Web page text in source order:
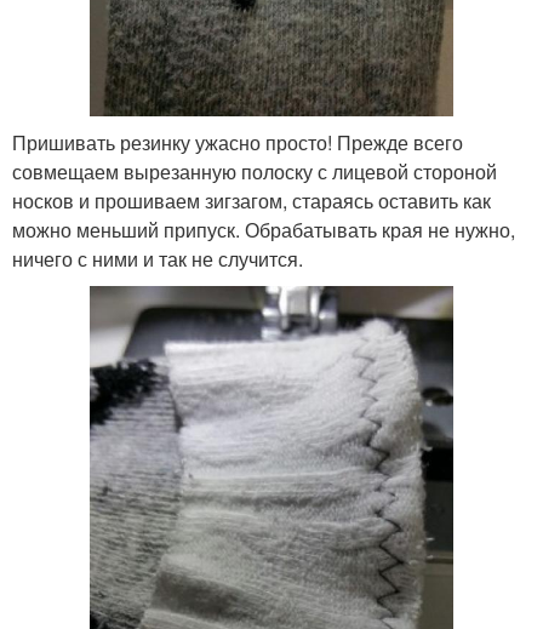
Пришивать резинку ужасно просто! Прежде всего
совмещаем вырезанную полоску с лицевой стороной
носков и прошиваем зигзагом, стараясь оставить как
можно меньший припуск. Обрабатывать края не нужно,
ничего с ними и так не случится.